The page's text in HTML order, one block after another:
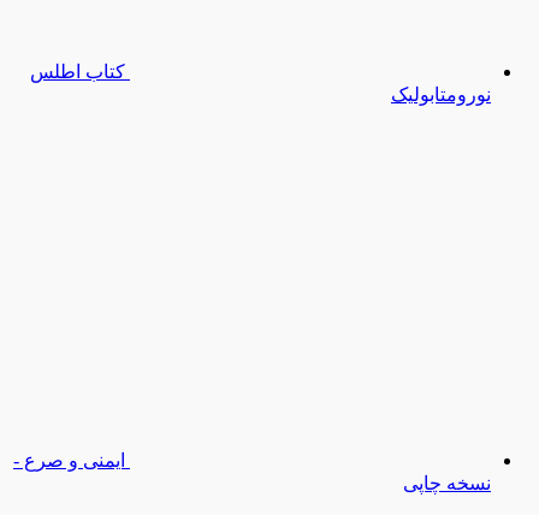
کتاب اطلس
نورومتابولیک
ایمنی و صرع -
نسخه چاپی